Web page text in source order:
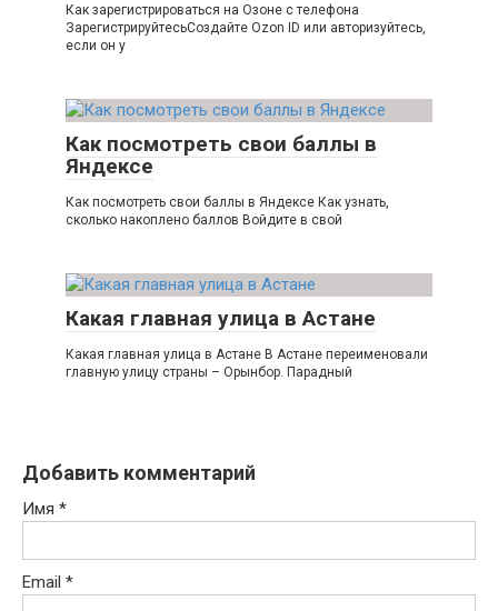
Как зарегистрироваться на Озоне с телефона
ЗарегистрируйтесьСоздайте Ozon ID или авторизуйтесь,
если он у
Как посмотреть свои баллы в
Яндексе
Как посмотреть свои баллы в Яндексе Как узнать,
сколько накоплено баллов Войдите в свой
Какая главная улица в Астане
Какая главная улица в Астане В Астане переименовали
главную улицу страны – Орынбор. Парадный
Добавить комментарий
Имя *
Email *